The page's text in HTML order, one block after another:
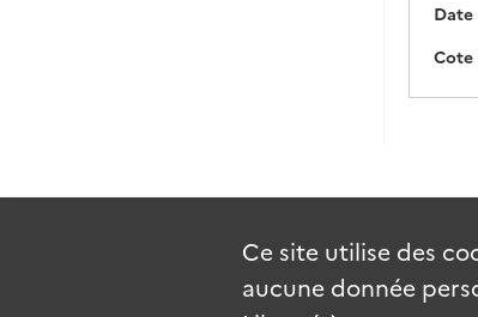
Date
Cote
Ce site utilise des
aucune donnée